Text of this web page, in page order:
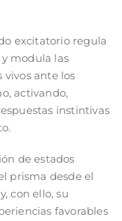
excitatorio regula
modula las
vivos ante los
activando,
instintivas
de estados
prisma desde el
con ello, su
favorables